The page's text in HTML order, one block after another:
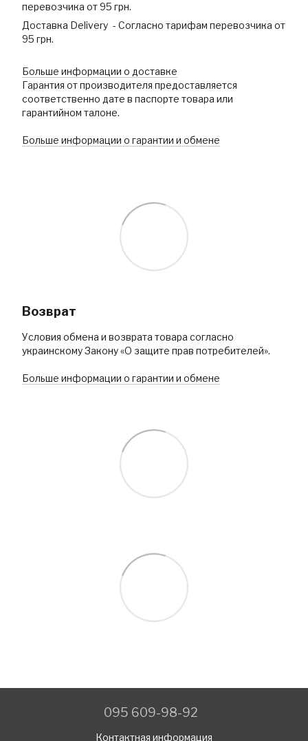
перевозчика от 95 грн.
Доставка Delivery - Согласно тарифам перевозчика от
95 грн.
Больше информации о доставке
Гарантия от производителя предоставляется
соответственно дате в паспорте товара или
гарантийном талоне.
Больше информации о гарантии и обмене
Возврат
Условия обмена и возврата товара согласно
украинскому Закону «О защите прав потребителей».
Больше информации о гарантии и обмене
095 609-98-92
Контактная информация